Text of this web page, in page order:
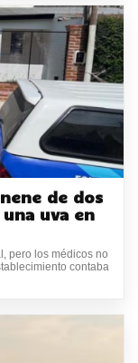
de dos
uva en
pero los médicos no
contaba